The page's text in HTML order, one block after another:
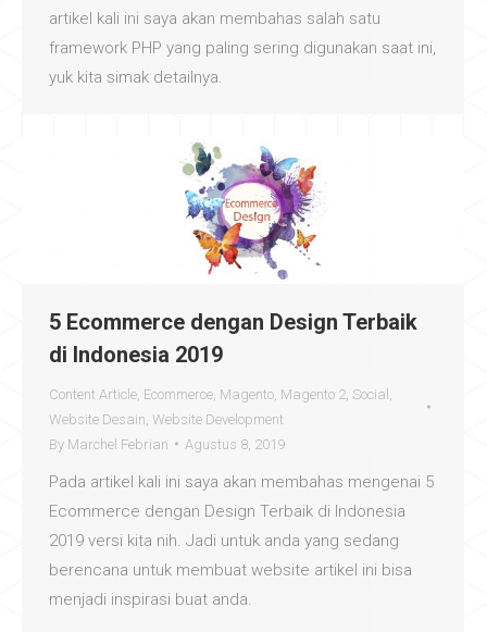
artikel kali ini saya akan membahas salah satu
framework PHP yang paling sering digunakan saat ini,
yuk kita simak detailnya.
5 Ecommerce dengan Design Terbaik
di Indonesia 2019
Content Article Ecommerce Magento Magento 2 Social
Website Desain Website Development
By Marchel Febrian Agustus 8, 2019
Pada artikel kali ini saya akan membahas mengenai 5
Ecommerce dengan Design Terbaik di Indonesia
2019 versi kita nih. Jadi untuk anda yang sedang
berencana untuk membuat website artikel ini bisa
menjadi inspirasi buat anda.